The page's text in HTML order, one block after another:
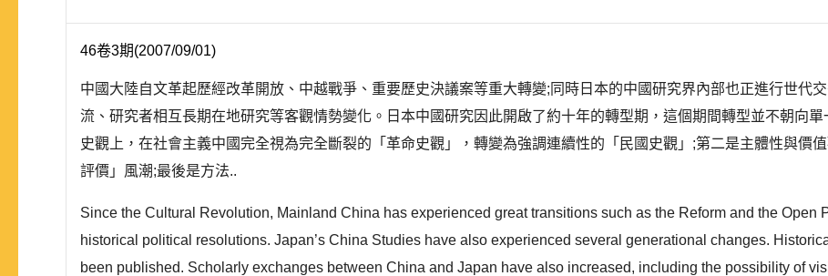
46卷3期(2007/09/01)
中國大陸自文革起歷經改革開放、中越戰爭、重要歷史決議案等重大轉變;同時日本的中國研究界內部也正進行世代
流、研究者相互長期在地研究等客觀情勢變化。日本中國研究因此開啟了約十年的轉型期，這個期間轉型並不朝向
史觀上，在社會主義中國完全視為完全斷裂的「革命史觀」，轉變為強調連續性的「民國史觀」;第二是主體性與價
評價」風潮;最後是方法..
Since the Cultural Revolution, Mainland China has experienced great transitions such as the Reform and the Open
historical political resolutions. Japan’s China Studies have also experienced several generational changes.
been published. Scholarly exchanges between China and Japan have also increased, including the possibility of